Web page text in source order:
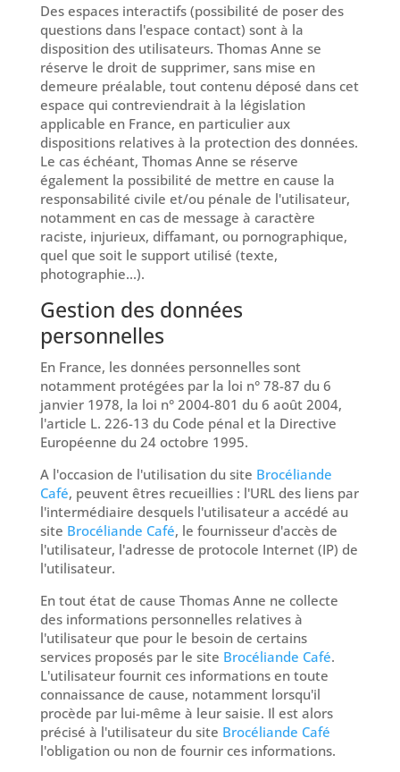
Des espaces interactifs (possibilité de poser des
questions dans l'espace contact) sont à la
disposition des utilisateurs. Thomas Anne se
réserve le droit de supprimer, sans mise en
demeure préalable, tout contenu déposé dans cet
espace qui contreviendrait à la législation
applicable en France, en particulier aux
dispositions relatives à la protection des données.
Le cas échéant, Thomas Anne se réserve
également la possibilité de mettre en cause la
responsabilité civile et/ou pénale de l'utilisateur,
notamment en cas de message à caractère
raciste, injurieux, diffamant, ou pornographique,
quel que soit le support utilisé (texte,
photographie...).
Gestion des données
personnelles
En France, les données personnelles sont
notamment protégées par la loi n° 78-87 du 6
janvier 1978, la loi n° 2004-801 du 6 août 2004,
l'article L. 226-13 du Code pénal et la Directive
Européenne du 24 octobre 1995.
A l'occasion de l'utilisation du site Brocéliande
Café, peuvent êtres recueillies : l'URL des liens par
l'intermédiaire desquels l'utilisateur a accédé au
site Brocéliande Café, le fournisseur d'accès de
l'utilisateur, l'adresse de protocole Internet (IP) de
l'utilisateur.
En tout état de cause Thomas Anne ne collecte
des informations personnelles relatives à
l'utilisateur que pour le besoin de certains
services proposés par le site Brocéliande Café.
L'utilisateur fournit ces informations en toute
connaissance de cause, notamment lorsqu'il
procède par lui-même à leur saisie. Il est alors
précisé à l'utilisateur du site Brocéliande Café
l'obligation ou non de fournir ces informations.